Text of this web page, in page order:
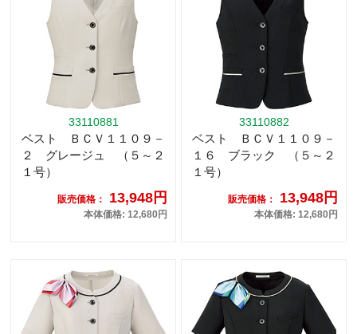
33110881
ベスト ＢＣＶ１１０９－
２ グレージュ （５～２
１号）
販売価格： 13,948円
本体価格: 12,680円
33110882
ベスト ＢＣＶ１１０９－
１６ ブラック （５～２
１号）
販売価格： 13,948円
本体価格: 12,680円